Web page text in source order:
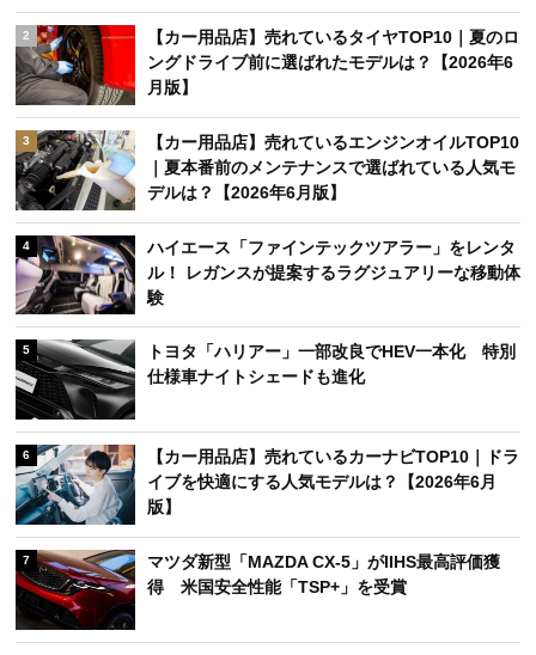
2
【カー用品店】売れているタイヤTOP10｜夏のロ
ングドライブ前に選ばれたモデルは？【2026年6
月版】
3
【カー用品店】売れているエンジンオイルTOP10
｜夏本番前のメンテナンスで選ばれている人気モ
デルは？【2026年6月版】
4
ハイエース「ファインテックツアラー」をレンタ
ル！ レガンスが提案するラグジュアリーな移動体
験
5
トヨタ「ハリアー」一部改良でHEV一本化 特別
仕様車ナイトシェードも進化
6
【カー用品店】売れているカーナビTOP10｜ドラ
イブを快適にする人気モデルは？【2026年6月
版】
7
マツダ新型「MAZDA CX-5」がIIHS最高評価獲
得 米国安全性能「TSP+」を受賞